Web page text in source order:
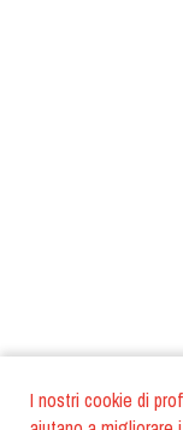
I nostri cookie di